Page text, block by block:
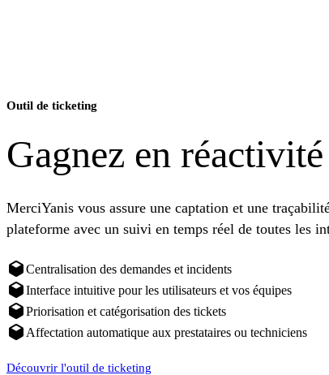
Outil de ticketing
Gagnez en
MerciYanis vous assure une captation et une
plateforme avec un suivi en temps réel de toutes les
Centralisation des demandes et incidents
Interface intuitive pour les utilisateurs et vos équipes
Priorisation et catégorisation des tickets
Affectation automatique aux prestataires ou techniciens
Découvrir l'outil de ticketing